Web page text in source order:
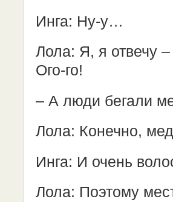
Инга: Ну-у…
Лола: Я, я отвечу
Ого-го!
– А люди бегали
Лола: Конечно,
Инга: И очень
Лола: Поэтому